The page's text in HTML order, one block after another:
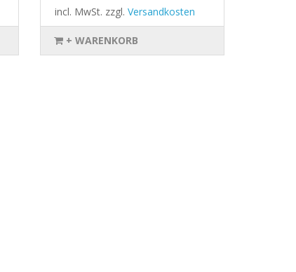
incl. MwSt. zzgl.Versandkosten
+ WARENKORB